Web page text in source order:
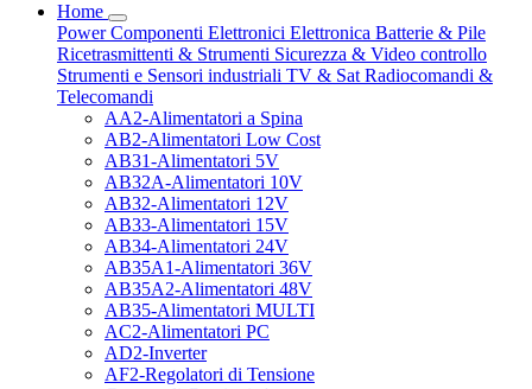
Home
PowerComponenti Elettronici Elettronica Batterie & Pile
Ricetrasmittenti & Strumenti Sicurezza & Video controllo
Strumenti e Sensori industriali TV & Sat Radiocomandi &
Telecomandi
AA2-Alimentatori a Spina
AB2-Alimentatori Low Cost
AB31-Alimentatori 5V
AB32A-Alimentatori 10V
AB32-Alimentatori 12V
AB33-Alimentatori 15V
AB34-Alimentatori 24V
AB35A1-Alimentatori 36V
AB35A2-Alimentatori 48V
AB35-Alimentatori MULTI
AC2-Alimentatori PC
AD2-Inverter
AF2-Regolatori di Tensione